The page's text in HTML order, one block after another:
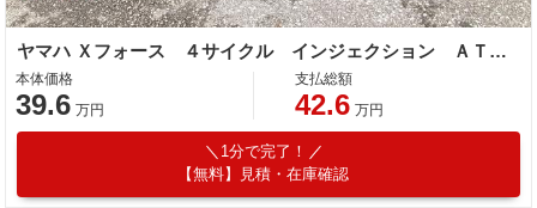
ヤマハ Ｘフォース ４サイクル インジェクション ＡＴ ＳＯＨＣ
本体価格
39.6 万円
支払総額
42.6 万円
1分で完了！
【無料】見積・在庫確認